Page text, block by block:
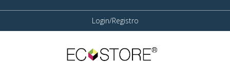
Login/Registro